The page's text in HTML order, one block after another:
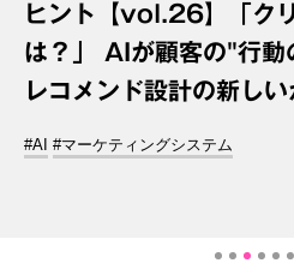
ヒント【vol.26】「ク
は？」 AIが顧客の"行動
レコメンド設計の新しい
#AI #マーケティングシステム